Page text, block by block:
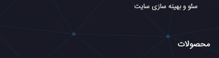
سئو و بهینه سازی سایت
محصولات